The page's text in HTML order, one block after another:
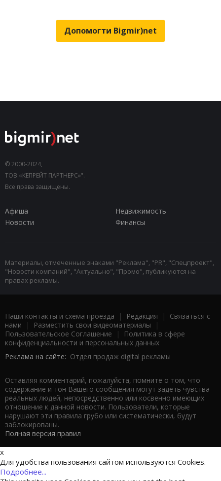
Допомогти Bigmir)net
© 2000-2024,
ТОВ «КЕПРЕЙТ ПАРТНЕРС»".
Все права защищены.
Афиша
Недвижимость
Новости
Финансы
Материалы, отмеченные знаками "Реклама", "PR", "Спецпроект",
"Новости компаний", "Актуально", "Промо", публикуются на
правах рекламы.
Наши контакты и схема проезда | Редакция | Связаться с
нами | Разместить свои видеоматериалы |
Пользовательское Соглашение |
Политика в сфере
конфиденциальности и персональных данных
Реклама на сайте: Отдел продаж digital рекламы
Оставляя комментарий, пожалуйста, помните о том, что
содержание и тон Вашего сообщения могут задеть чувства
реальных людей, непосредственно или косвенно имеющих
отношение к данной новости. Пользователи, которые
нарушают эти правила грубо или систематически, будут
заблокированы.
Полная версия правил
x
Для удобства пользования сайтом используются Cookies.
Подробнее...